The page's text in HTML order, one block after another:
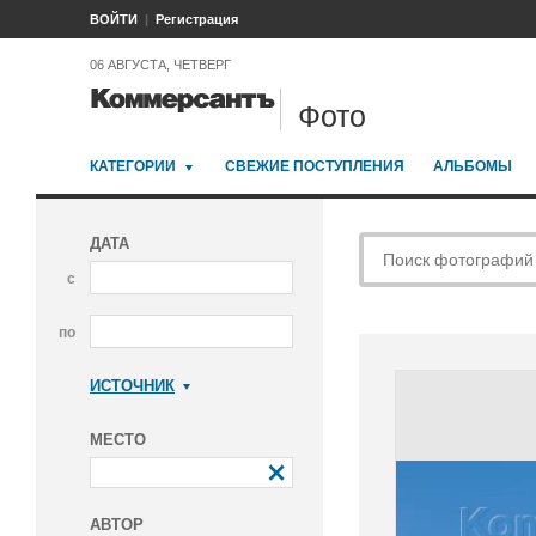
ВОЙТИ Регистрация
06 АВГУСТА, ЧЕТВЕРГ
Фото
КАТЕГОРИИ СВЕЖИЕ ПОСТУПЛЕНИЯ АЛЬБОМЫ
ДАТА
с
по
ИСТОЧНИК
МЕСТО
АВТОР